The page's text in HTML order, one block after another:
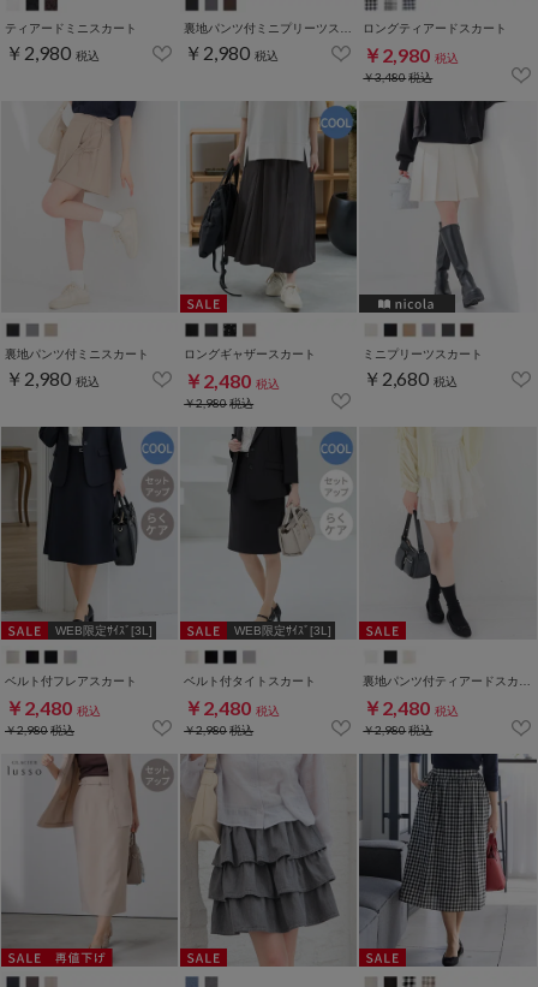
ティアードミニスカート
￥2,980 税込 ￥2,980 税込
ロングティアードスカート
￥2,980 税込
￥3,480税込
裏地パンツ付ミニスカート
￥2,980 税込
ロングギャザースカート
￥2,480 税込
￥2,980税込
ミニプリーツスカート
￥2,680 税込
WEB限定ｻｲｽﾞ[3L]
ベルト付フレアスカート
￥2,480 税込
￥2,980税込
WEB限定ｻｲｽﾞ[3L]
ベルト付タイトスカート
￥2,480 税込
￥2,980税込
￥2,480 税込
￥2,980税込